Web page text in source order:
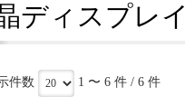
ディスプレイ
件数 1 〜 6 件 / 6 件